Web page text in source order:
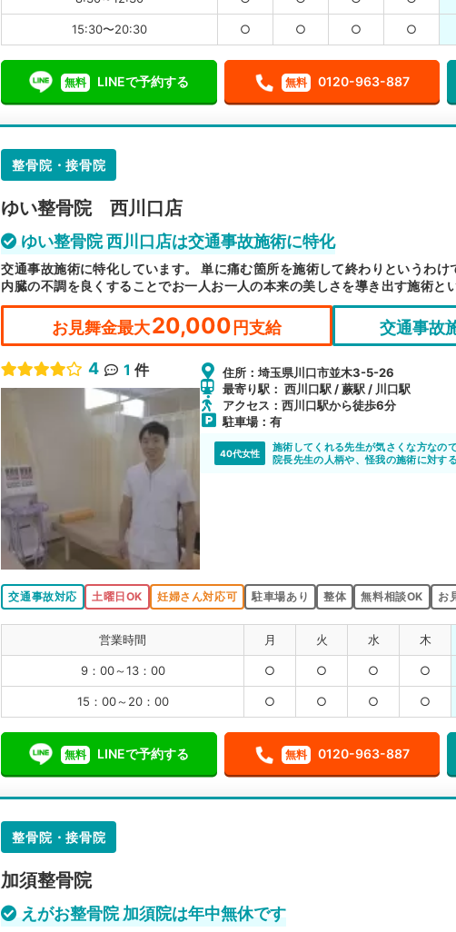
15:30〜20:30 ○ ○ ○ ○
無料 LINEで予約する 無料 0120-963-887
整骨院・接骨院
ゆい整骨院 西川口店
ゆい整骨院 西川口店は交通事故施術に特化
交通事故施術に特化しています。 単に痛む箇所を施術して終わりというわけ
内臓の不調を良くすることでお一人お一人の本来の美しさを導き出す施術と
お見舞金最大20,000 円支給 交通事故
4 1 件
住所：埼玉県川口市並木3-5-26
最寄り駅： 西川口駅 / 蕨駅 / 川口駅
アクセス：西川口駅から徒歩6分
駐車場：有
40代女性
施術してくれる先生が気さくな方なの
院長先生の人柄や、怪我の施術に対す
交通事故対応 土曜日OK 妊婦さん対応可 駐車場あり 整体 無料相談OK お
営業時間 月 火 水 木
9：00～13：00 ○ ○ ○ ○
15：00～20：00 ○ ○ ○ ○
無料 LINEで予約する 無料 0120-963-887
整骨院・接骨院
加須整骨院
えがお整骨院 加須院は年中無休です